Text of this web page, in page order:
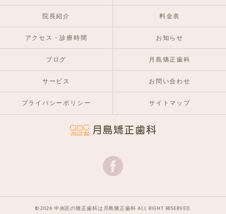
院長紹介 料金表
アクセス・診療時間 お知らせ
ブログ 月島矯正歯科
サービス お問い合わせ
プライバシーポリシー サイトマップ
© 2026 中央区の矯正歯科は月島矯正歯科 ALL RIGHT RESERVED.